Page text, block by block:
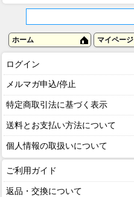
ホーム マイページ
ログイン
メルマガ申込/停止
特定商取引法に基づく表示
送料とお支払い方法について
個人情報の取扱いについて
ご利用ガイド
返品・交換について